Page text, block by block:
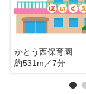
かとう西保育園
約531m／7分